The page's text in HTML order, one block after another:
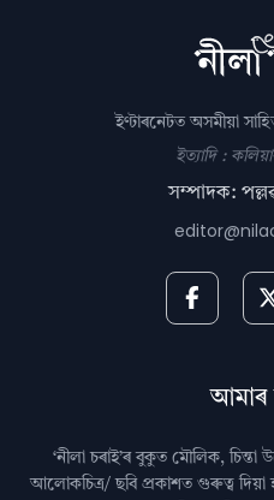
ইণ্টাৰনেটত অসমীয়া
ইত্যাদি :
সম্পাদক:
আমাৰ
‘নীলা চৰাই’ৰ বুকুত মৌলিক,
আলোকচিত্ৰ/ ছবি প্রকাশত গুৰুত্ব